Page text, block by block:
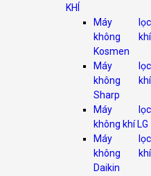
KHÍ
Máy lọc
không khí
Kosmen
Máy lọc
không khí
Sharp
Máy lọc
không khí LG
Máy lọc
không khí
Daikin